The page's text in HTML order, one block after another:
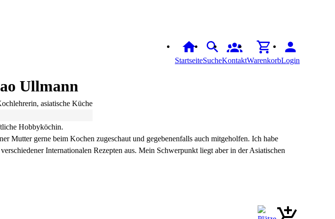
StartseiteSucheKontaktWarenkorbLogin
Ullmann
Hobbyköchin.
Mutter gerne beim Kochen zugeschaut und gegebenenfalls auch mitgeholfen. Ich habe
Internationalen Rezepten aus. Mein Schwerpunkt liegt aber in der Asiatischen